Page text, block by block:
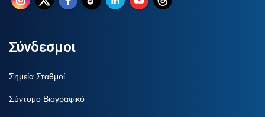
Σύνδεσμοι
Σημεία Σταθμοί
Σύντομο Βιογραφικό